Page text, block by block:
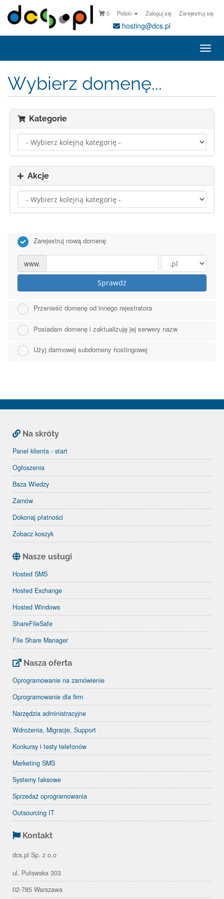
0 Polski Zaloguj się Zarejestruj się
hosting@dcs.pl
Wybierz domenę...
Kategorie
Akcje
Zarejestruj nową domenę
www.
Sprawdź
Przenieść domenę od innego rejestratora
Posiadam domenę i zaktualizuję jej serwery nazw
Użyj darmowej subdomeny hostingowej
Na skróty
Panel klienta - start
Ogłoszenia
Baza Wiedzy
Zamów
Dokonaj płatności
Zobacz koszyk
Nasze usługi
Hosted SMS
Hosted Exchange
Hosted Windows
ShareFileSafe
File Share Manager
Nasza oferta
Oprogramowanie na zamówienie
Oprogramowanie dla firm
Narzędzia administracyjne
Wdrożenia, Migracje, Support
Konkursy i testy telefonów
Marketing SMS
Systemy faksowe
Sprzedaż oprogramowania
Outsourcing IT
Kontakt
dcs.pl Sp. z o.o
ul. Puławska 303
02-785 Warszawa